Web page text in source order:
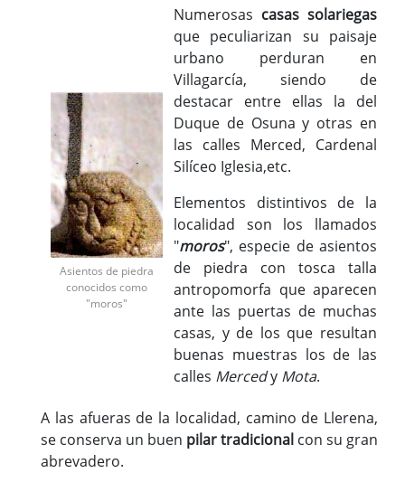
Asientos de piedra
conocidos como
"moros"
Numerosas casas solariegas
que peculiarizan su paisaje
urbano perduran en
Villagarcía, siendo de
destacar entre ellas la del
Duque de Osuna y otras en
las calles Merced, Cardenal
Silíceo Iglesia,etc.
Elementos distintivos de la
localidad son los llamados
"moros", especie de asientos
de piedra con tosca talla
antropomorfa que aparecen
ante las puertas de muchas
casas, y de los que resultan
buenas muestras los de las
calles Mercedy Mota.
A las afueras de la localidad, camino de Llerena,
se conserva un buen pilar tradicional con su gran
abrevadero.